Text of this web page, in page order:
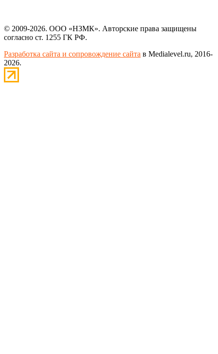
© 2009-2026. ООО «НЗМК». Авторские права защищены
согласно ст. 1255 ГК РФ.
Разработка сайта и сопровождение сайта в Medialevel.ru, 2016-
2026.